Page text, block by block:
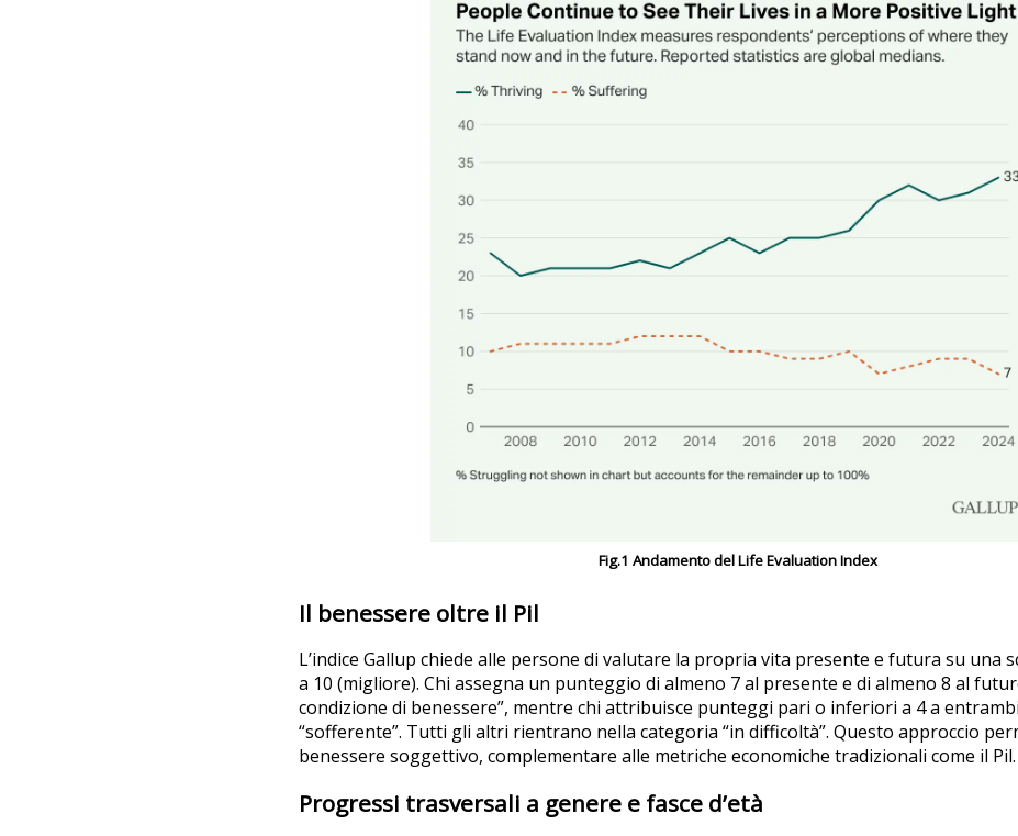
Fig.1 Andamento del Life Evaluation Index
Il benessere oltre il Pil
L’indice Gallup chiede alle persone di valutare la propria vita presente e futura su una
a 10 (migliore). Chi assegna un punteggio di almeno 7 al presente e di almeno 8 al
condizione di benessere”, mentre chi attribuisce punteggi pari o inferiori a 4 a
“sofferente”. Tutti gli altri rientrano nella categoria “in difficoltà”. Questo approccio
benessere soggettivo, complementare alle metriche economiche tradizionali come il Pil.
Progressi trasversali a genere e fasce d’età